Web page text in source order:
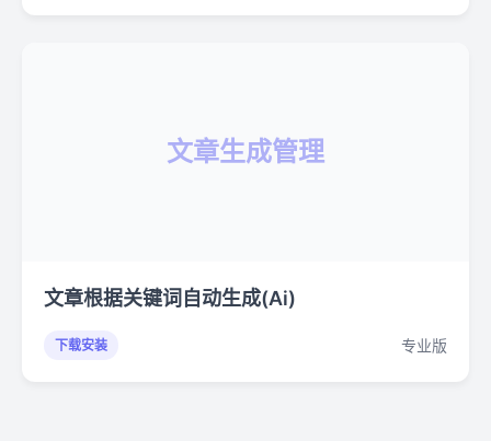
文章生成管理
文章根据关键词自动生成(Ai)
下载安装 专业版